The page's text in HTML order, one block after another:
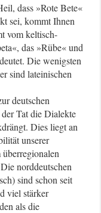
dass »Rote Bete«
sei, kommt Ihnen
vom keltisch-
das »Rübe« und
Die wenigsten
sind lateinischen
deutschen
Tat die Dialekte
Dies liegt an
unserer
norddeutschen
sind schon seit
viel stärker
als die